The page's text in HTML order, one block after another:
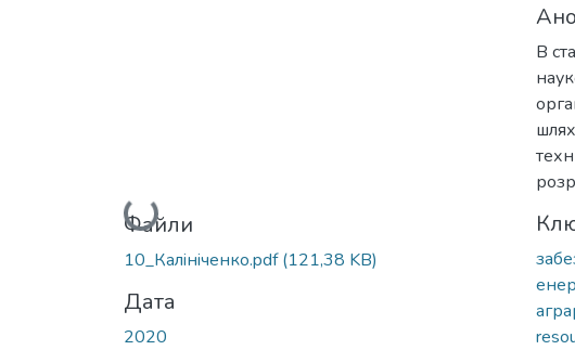
Вантажиться...
Файли
10_Калiнiченко.pdf(121,38 KB)
Дата
2020
В